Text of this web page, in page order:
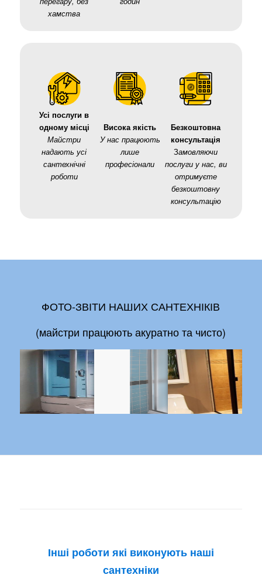
хамства
Усі послуги в
одному місці
Майстри
надають усі
сантехнічні
роботи
Висока якість
У нас працюють
лише
професіонали
Безкоштовна
консультація
Замовляючи
послуги у нас, ви
отримуєте
безкоштовну
консультацію
ФОТО-ЗВІТИ НАШИХ САНТЕХНІКІВ
(майстри працюють акуратно та чисто)
Інші роботи які виконують наші
сантехніки